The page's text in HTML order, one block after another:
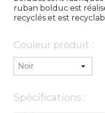
ruban bolduc est
recyclés et est
Couleur produit :
Spécifications :